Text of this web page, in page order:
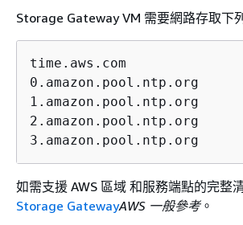
Storage Gateway VM 需要網路存取下
time.aws.com
1.amazon.pool.ntp.org
2.amazon.pool.ntp.org
3.amazon.pool.ntp.org
如需支援 AWS 區域 和服務端點的完整
Storage GatewayAWS 一般參考。